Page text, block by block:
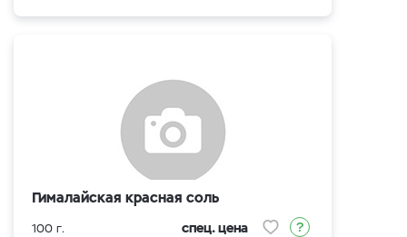
Гималайская красная соль
100 г. спец. цена